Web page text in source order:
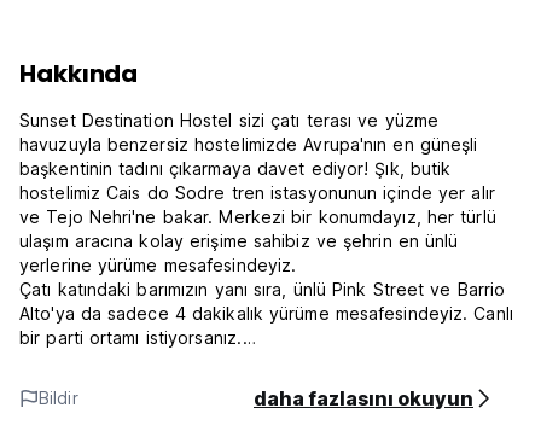
Hakkında
Sunset Destination Hostel sizi çatı terası ve yüzme
havuzuyla benzersiz hostelimizde Avrupa'nın en güneşli
başkentinin tadını çıkarmaya davet ediyor! Şık, butik
hostelimiz Cais do Sodre tren istasyonunun içinde yer alır
ve Tejo Nehri'ne bakar. Merkezi bir konumdayız, her türlü
ulaşım aracına kolay erişime sahibiz ve şehrin en ünlü
yerlerine yürüme mesafesindeyiz.
Çatı katındaki barımızın yanı sıra, ünlü Pink Street ve Barrio
Alto'ya da sadece 4 dakikalık yürüme mesafesindeyiz. Canlı
bir parti ortamı istiyorsanız.
Lojistik ve dijital göçebe ihtiyaçlarınız için hostel genelinde
WiFi sunuyoruz.
Bildir daha fazlasını okuyun